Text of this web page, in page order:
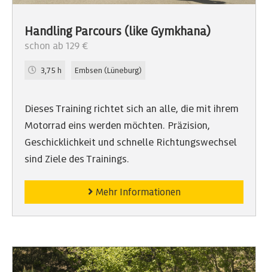
Handling Parcours (like Gymkhana)
schon ab 129 €
3,75 h Embsen (Lüneburg)
Dieses Training richtet sich an alle, die mit ihrem
Motorrad eins werden möchten. Präzision,
Geschicklichkeit und schnelle Richtungswechsel
sind Ziele des Trainings.
Mehr Informationen